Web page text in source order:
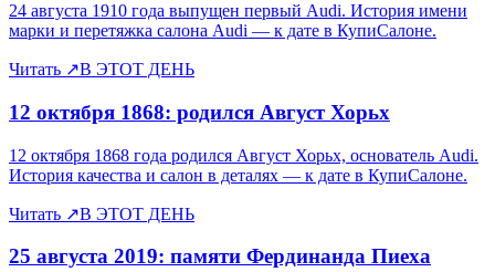
24 августа 1910 года выпущен первый Audi. История имени
марки и перетяжка салона Audi — к дате в КупиСалоне.
Читать ↗В ЭТОТ ДЕНЬ
12 октября 1868: родился Август Хорьх
12 октября 1868 года родился Август Хорьх, основатель Audi.
История качества и салон в деталях — к дате в КупиСалоне.
Читать ↗В ЭТОТ ДЕНЬ
25 августа 2019: памяти Фердинанда Пиеха